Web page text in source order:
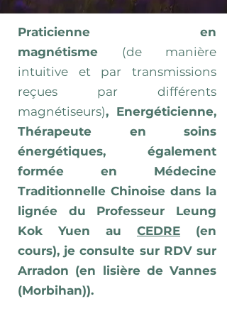
Praticienne en
magnétisme (de manière
intuitive et par transmissions
reçues par différents
magnétiseurs), Energéticienne,
Thérapeute en soins
énergétiques, également
formée en Médecine
Traditionnelle Chinoise dans la
lignée du Professeur Leung
Kok Yuen au CEDRE (en
cours), je consulte sur RDV sur
Arradon (en lisière de Vannes
(Morbihan)).